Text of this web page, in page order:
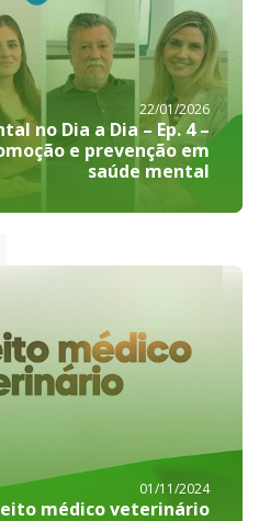
22/01/2026
no Dia a Dia – Ep. 4 –
e prevenção em
saúde mental
01/11/2024
médico veterinário